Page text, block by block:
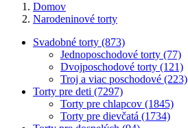
Domov
Narodeninové torty
Svadobné torty (873)
Jednoposchodové torty (77)
Dvojposchodové torty (121)
Troj a viac poschodové (223)
Torty pre deti (7297)
Torty pre chlapcov (1845)
Torty pre dievčatá (1734)